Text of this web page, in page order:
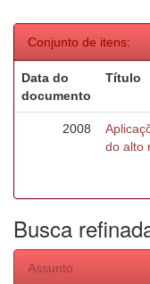
Conjunto de itens:
Data do
documento
Título
2008
do alto
Busca
Assunto